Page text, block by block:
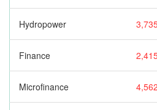
Hydropower
Finance
Microfinance